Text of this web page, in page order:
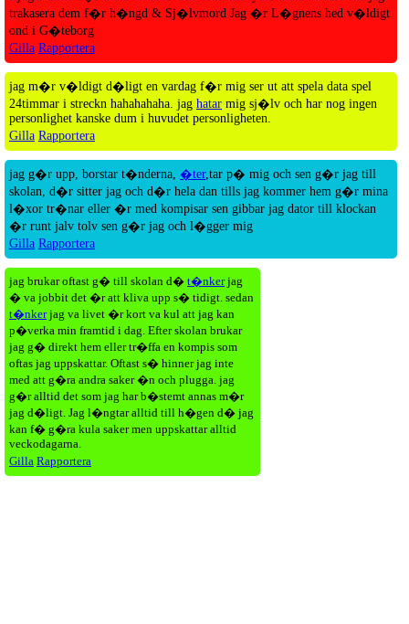
trakasera dem f�r h�ngd & Sj�lvmord Jag �r L�gnens hed v�ldigt
ond i G�teborg
Gilla Rapportera
jag m�r v�ldigt d�ligt en vardag f�r mig ser ut att spela data spel
24timmar i streckn hahahahaha. jag hatar mig sj�lv och har nog ingen
personlighet kanske dum i huvudet personligheten.
Gilla Rapportera
jag g�r upp, borstar t�nderna, �ter,tar p� mig och sen g�r jag till
skolan, d�r sitter jag och d�r hela dan tills jag kommer hem g�r mina
l�xor tr�nar eller �r med kompisar sen gibbar jag dator till klockan
�r runt jalv tolv sen g�r jag och l�gger mig
Gilla Rapportera
jag brukar oftast g� till skolan d� t�nkerjag
� va jobbit det �r att kliva upp s� tidigt. sedan
t�nkerjag va livet �r kort va kul att jag kan
p�verka min framtid i dag. Efter skolan brukar
jag g� direkt hem eller tr�ffa en kompis som
oftas jag uppskattar. Oftast s� hinner jag inte
med att g�ra andra saker �n och plugga. jag
g�r alltid det som jag har b�stemt annas m�r
jag d�ligt. Jag l�ngtar alltid till h�gen d� jag
kan f� g�ra kula saker men uppskattar alltid
veckodagarna.
Gilla Rapportera